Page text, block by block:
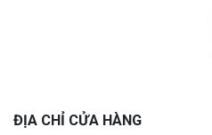
ĐỊA CHỈ CỬA HÀNG